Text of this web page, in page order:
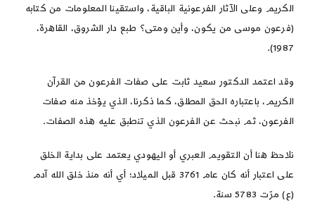
الكريم وعلى الآثار الفرعونية الباقية، واستقينا المعلومات من كتابه
(فرعون موسى من يكون، وأين ومتى؟ طبع دار الشروق، القاهرة،
1987).
وقد اعتمد الدكتور سعيد ثابت على صفات الفرعون من القرآن
الكريم، باعتباره الحق المطلق، كما ذكرنا، الذي يؤخذ منه صفات
الفرعون، ثم نبحث عن الفرعون الذي تنطبق عليه هذه الصفات.
نلاحظ هنا أن التقويم العبري أو اليهودي يعتمد على بداية الخلق
على اعتبار أنه كان عام 3761 قبل الميلاد؛ أي أنه منذ خلق الله آدم
(ع) مرّت 5783 سنة.